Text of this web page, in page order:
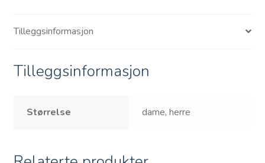
Tilleggsinformasjon
Tilleggsinformasjon
Størrelse dame, herre